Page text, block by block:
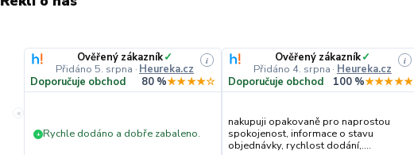
«
Ověřený zákazník✓
Přidáno 5. srpna · Heureka.cz
i
Doporučuje obchod 80 %★★★★☆
+ Rychle dodáno a dobře zabaleno.
Ověřený zákazník✓
Přidáno 4. srpna · Heureka.cz
i
Doporučuje obchod 100 %★★★★★
nakupuji opakovaně pro naprostou
spokojenost, informace o stavu
objednávky, rychlost dodání,....